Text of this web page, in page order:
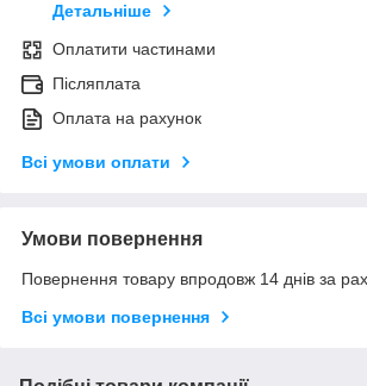
Детальніше
Оплатити частинами
Післяплата
Оплата на рахунок
Всі умови оплати
Умови повернення
Повернення товару впродовж 14 днів за
Всі умови повернення